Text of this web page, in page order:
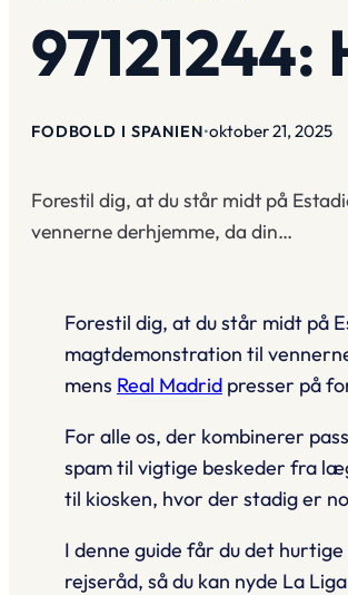
FODBOLD I SPANIEN•oktober 21, 2025
Forestil dig, at du står midt på
vennerne derhjemme, da din…
Forestil dig, at du står midt på
magtdemonstration til
mens Real Madridpresser på
For alle os, der kombinerer
spam til vigtige beskeder fra
til kiosken, hvor der stadig er
I denne guide får du det
rejseråd, så du kan nyde La